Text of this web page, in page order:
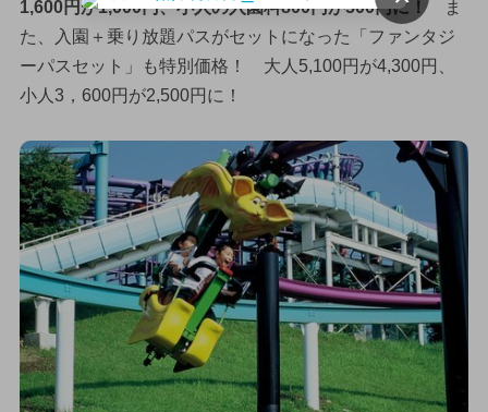
1,600円が1,000円、小人の入園料800円が500円に！ま
た、入園＋乗り放題パスがセットになった「ファンタジ
ーパスセット」も特別価格！ 大人5,100円が4,300円、
小人3，600円が2,500円に！